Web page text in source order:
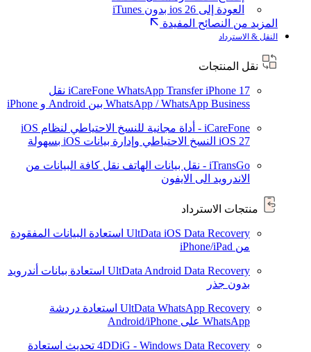
العودة إلى ios 26 بدون iTunes
المزيد من النصائح المفيدة
النقل & الاسترداد
نقل المنتجات
iCareFone WhatsApp TransferiPhone 17
نقل
WhatsApp / WhatsApp Business بين Android و iPhone
iCareFone - أداة مجانية للنسخ الاحتياطي لنظام iOS
iOS 27 النسخ الاحتياطي وإدارة بيانات iOS بسهولة
iTransGo - نقل بيانات الهاتف
نقل كافة البيانات من
الاندرويد الى الايفون
منتجات الاسترداد
UltData iOS Data Recovery استعادة البيانات المفقودة
من iPhone/iPad
UltData Android Data Recovery استعادة بيانات أندرويد
بدون جذر
UltData WhatsApp Recovery استعادة دردشة
WhatsApp على Android/iPhone
4DDiG - Windows Data Recovery تحديث استعادة